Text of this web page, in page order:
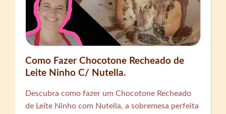
Como Fazer Chocotone Recheado de
Leite Ninho C/ Nutella.
Descubra como fazer um Chocotone Recheado
de Leite Ninho com Nutella, a sobremesa perfeita